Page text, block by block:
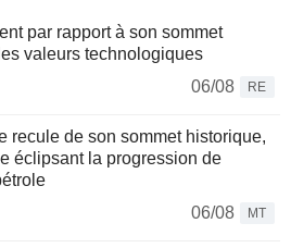
par rapport à son sommet
valeurs technologiques
06/08
RE
recule de son sommet historique,
éclipsant la progression de
06/08
MT